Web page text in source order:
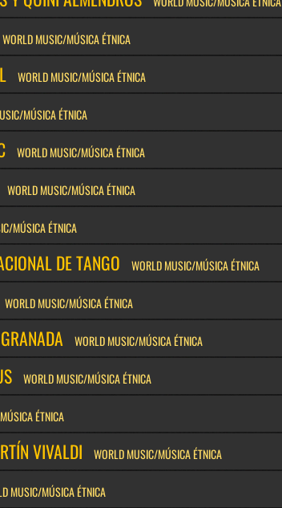
WORLD MUSIC/MÚSICA ÉTNICA
WORLD MUSIC/MÚSICA ÉTNICA
MÚSICA ÉTNICA
WORLD MUSIC/MÚSICA ÉTNICA
WORLD MUSIC/MÚSICA ÉTNICA
MÚSICA ÉTNICA
DE TANGO WORLD MUSIC/MÚSICA ÉTNICA
WORLD MUSIC/MÚSICA ÉTNICA
WORLD MUSIC/MÚSICA ÉTNICA
WORLD MUSIC/MÚSICA ÉTNICA
ÉTNICA
VIVALDI WORLD MUSIC/MÚSICA ÉTNICA
MUSIC/MÚSICA ÉTNICA